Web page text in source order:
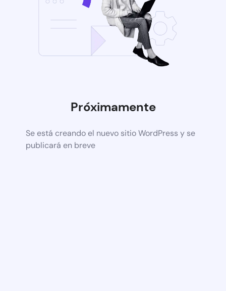
Próximamente
Se está creando el nuevo sitio WordPress y se
publicará en breve